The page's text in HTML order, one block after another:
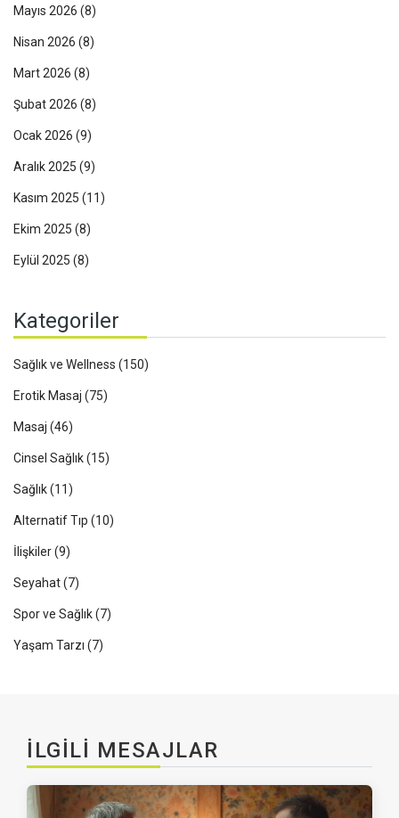
Mayıs 2026 (8)
Nisan 2026 (8)
Mart 2026 (8)
Şubat 2026 (8)
Ocak 2026 (9)
Aralık 2025 (9)
Kasım 2025 (11)
Ekim 2025 (8)
Eylül 2025 (8)
Kategoriler
Sağlık ve Wellness (150)
Erotik Masaj (75)
Masaj (46)
Cinsel Sağlık(15)
Sağlık(11)
Alternatif Tıp (10)
İlişkiler(9)
Seyahat(7)
Spor ve Sağlık(7)
Yaşam Tarzı (7)
İLGILI MESAJLAR